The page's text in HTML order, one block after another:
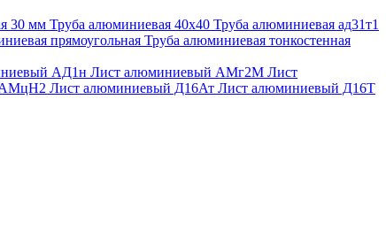
30 мм Труба алюминиевая 40х40 Труба алюминиевая ад31т1
прямоугольная Труба алюминиевая тонкостенная
АД1н Лист алюминиевый АМг2М Лист
АМцН2 Лист алюминиевый Д16Ат Лист алюминиевый Д16Т